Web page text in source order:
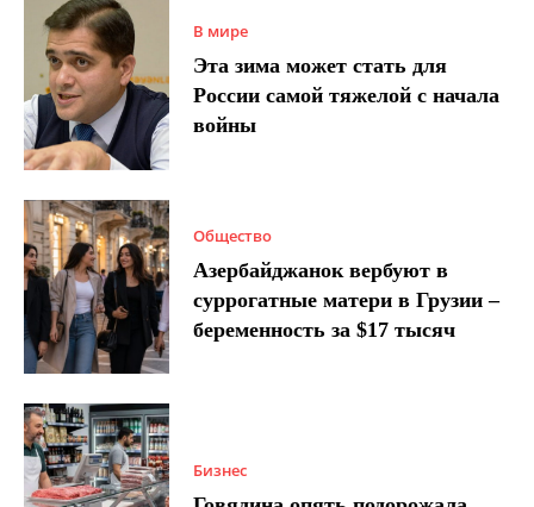
В мире
Эта зима может стать для
России самой тяжелой с начала
войны
Общество
Азербайджанок вербуют в
суррогатные матери в Грузии –
беременность за $17 тысяч
Бизнес